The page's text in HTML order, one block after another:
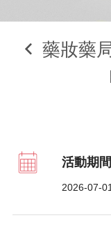
藥妝藥
活動期間
2026-07-